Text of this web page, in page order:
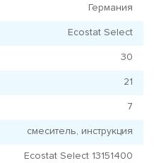
Германия
Ecostat Select
30
21
7
смеситель, инструкция
Ecostat Select 13151400